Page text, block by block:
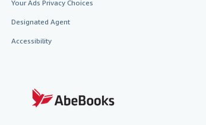
Your Ads Privacy Choices
Designated Agent
Accessibility